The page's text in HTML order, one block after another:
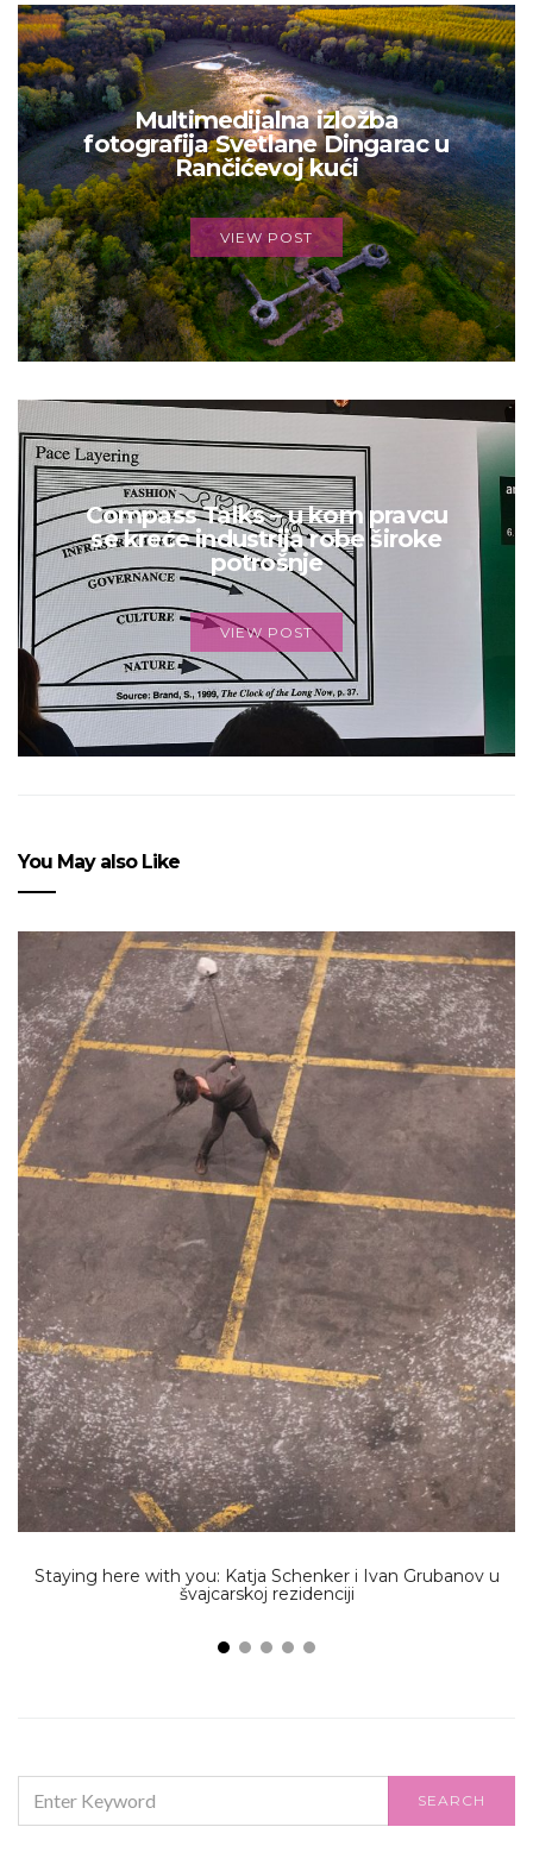
Multimedijalna izložba
fotografija Svetlane Dingarac u
Rančićevoj kući
VIEW POST
Compass Talks – u kom pravcu
se kreće industrija robe široke
potrošnje
VIEW POST
You May also Like
Staying here with you: Katja Schenker i Ivan Grubanov u
švajcarskoj rezidenciji
FOR:
SEARCH